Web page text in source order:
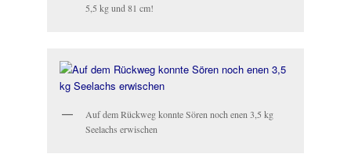
5,5 kg und 81 cm!
Auf dem Rückweg konnte Sören noch enen 3,5 kg
Seelachs erwischen